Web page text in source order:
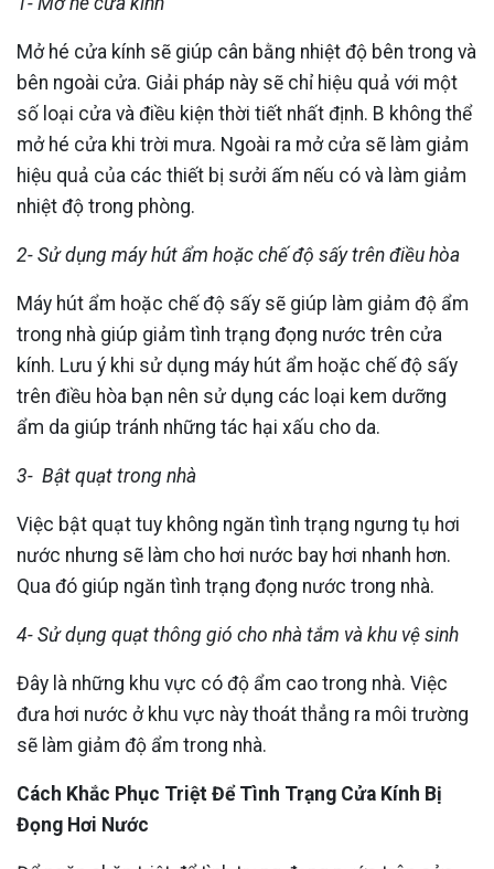
Mở hé cửa kính sẽ giúp cân bằng nhiệt độ bên trong và
bên ngoài cửa. Giải pháp này sẽ chỉ hiệu quả với một
số loại cửa và điều kiện thời tiết nhất định. B không thể
mở hé cửa khi trời mưa. Ngoài ra mở cửa sẽ làm giảm
hiệu quả của các thiết bị sưởi ấm nếu có và làm giảm
nhiệt độ trong phòng.
2- Sử dụng máy hút ẩm hoặc chế độ sấy trên điều hòa
Máy hút ẩm hoặc chế độ sấy sẽ giúp làm giảm độ ẩm
trong nhà giúp giảm tình trạng đọng nước trên cửa
kính. Lưu ý khi sử dụng máy hút ẩm hoặc chế độ sấy
trên điều hòa bạn nên sử dụng các loại kem dưỡng
ẩm da giúp tránh những tác hại xấu cho da.
3- Bật quạt trong nhà
Việc bật quạt tuy không ngăn tình trạng ngưng tụ hơi
nước nhưng sẽ làm cho hơi nước bay hơi nhanh hơn.
Qua đó giúp ngăn tình trạng đọng nước trong nhà.
4- Sử dụng quạt thông gió cho nhà tắm và khu vệ sinh
Đây là những khu vực có độ ẩm cao trong nhà. Việc
đưa hơi nước ở khu vực này thoát thẳng ra môi trường
sẽ làm giảm độ ẩm trong nhà.
Cách Khắc Phục Triệt Để Tình Trạng Cửa Kính Bị
Đọng Hơi Nước